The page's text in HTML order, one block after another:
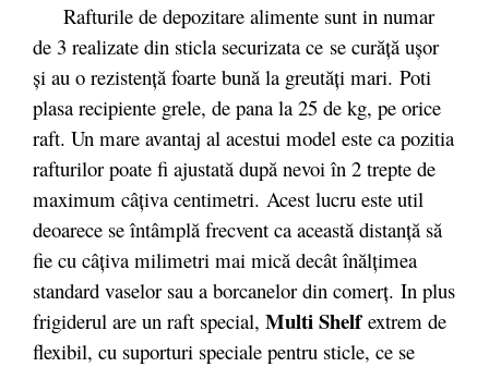
Rafturile de depozitare alimente sunt in numar
de 3 realizate din sticla securizata ce se curăță ușor
și au o rezistență foarte bună la greutăți mari. Poti
plasa recipiente grele, de pana la 25 de kg, pe orice
raft. Un mare avantaj al acestui model este ca pozitia
rafturilor poate fi ajustată după nevoi în 2 trepte de
maximum câţiva centimetri. Acest lucru este util
deoarece se întâmplă frecvent ca această distanţă să
fie cu câţiva milimetri mai mică decât înălţimea
standard vaselor sau a borcanelor din comerţ. In plus
frigiderul are un raft special, Multi Shelfextrem de
flexibil, cu suporturi speciale pentru sticle, ce se